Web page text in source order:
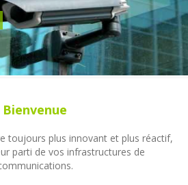
Bienvenue
toujours plus innovant et plus réactif,
parti de vos infrastructures de